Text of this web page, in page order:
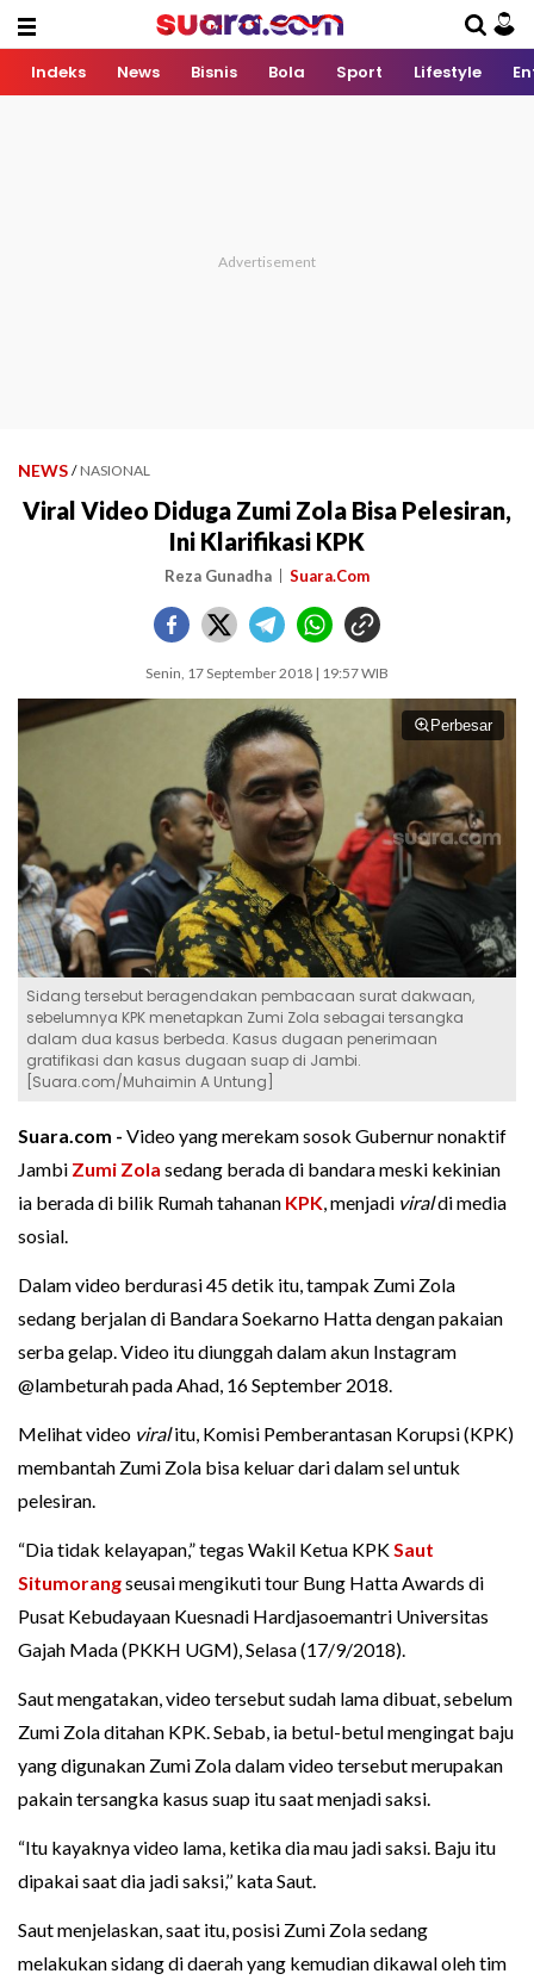
Indeks News Bisnis Bola Sport Lifestyle
NEWS / NASIONAL
Viral Video Diduga Zumi Zola Bisa Pelesiran,
Ini Klarifikasi KPK
Reza Gunadha Suara.Com
Senin, 17 September 2018 | 19:57 WIB
Perbesar
Sidang tersebut beragendakan pembacaan surat dakwaan,
sebelumnya KPK menetapkan Zumi Zola sebagai tersangka
dalam dua kasus berbeda. Kasus dugaan penerimaan
gratifikasi dan kasus dugaan suap di Jambi.
[Suara.com/Muhaimin A Untung]
Suara.com - Video yang merekam sosok Gubernur nonaktif
Jambi Zumi Zola sedang berada di bandara meski kekinian
ia berada di bilik Rumah tahanan KPK, menjadi viraldi media
sosial.
Dalam video berdurasi 45 detik itu, tampak Zumi Zola
sedang berjalan di Bandara Soekarno Hatta dengan pakaian
serba gelap. Video itu diunggah dalam akun Instagram
@lambeturah pada Ahad, 16 September 2018.
Melihat video viralitu, Komisi Pemberantasan Korupsi (KPK)
membantah Zumi Zola bisa keluar dari dalam sel untuk
pelesiran.
“Dia tidak kelayapan,” tegas Wakil Ketua KPKSaut
Situmorangseusai mengikuti tour Bung Hatta Awards di
Pusat Kebudayaan Kuesnadi Hardjasoemantri Universitas
Gajah Mada (PKKH UGM), Selasa (17/9/2018).
Saut mengatakan, video tersebut sudah lama dibuat, sebelum
Zumi Zola ditahan KPK. Sebab, ia betul-betul mengingat baju
yang digunakan Zumi Zola dalam video tersebut merupakan
pakain tersangka kasus suap itu saat menjadi saksi.
“Itu kayaknya video lama, ketika dia mau jadi saksi. Baju itu
dipakai saat dia jadi saksi,’’ kata Saut.
Saut menjelaskan, saat itu, posisi Zumi Zola sedang
melakukan sidang di daerah yang kemudian dikawal oleh tim